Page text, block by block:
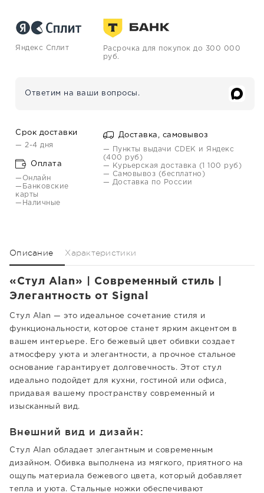
Яндекс Сплит
Расрочка для покупок до 300 000
руб.
Ответим на ваши вопросы.
Срок доставки
— 2-4 дня
Оплата
—Онлайн
—Банковские
карты
—Наличные
Доставка, самовывоз
— Пункты выдачи CDEK и Яндекс
(400 руб)
— Курьерская доставка (1 100 руб)
— Самовывоз (бесплатно)
— Доставка по России
Описание Характеристики
«Стул Alan» | Современный стиль |
Элегантность от Signal
Стул Alan — это идеальное сочетание стиля и
функциональности, которое станет ярким акцентом в
вашем интерьере. Его бежевый цвет обивки создает
атмосферу уюта и элегантности, а прочное стальное
основание гарантирует долговечность. Этот стул
идеально подойдет для кухни, гостиной или офиса,
придавая вашему пространству современный и
изысканный вид.
Внешний вид и дизайн:
Стул Alan обладает элегантным и современным
дизайном. Обивка выполнена из мягкого, приятного на
ощупь материала бежевого цвета, который добавляет
тепла и уюта. Стальные ножки обеспечивают